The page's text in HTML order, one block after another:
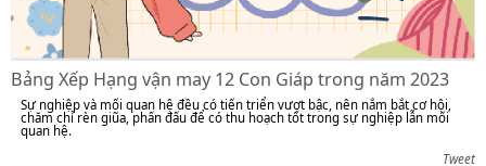
Bảng Xếp Hạng vận may 12 Con Giáp trong năm 2023
Sự nghiệp và mối quan hệ đều có tiến triển vượt bậc, nên nắm bắt cơ hội,
chăm chỉ rèn giũa, phấn đấu để có thu hoạch tốt trong sự nghiệp lẫn mối
quan hệ.
Tweet